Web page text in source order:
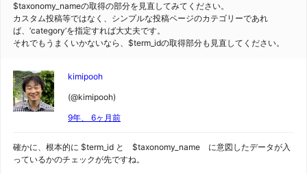
$taxonomy_nameの取得の部分を見直してみてください。
カスタム投稿等ではなく、シンプルな投稿ページのカテゴリーであれ
ば、’category’を指定すれば大丈夫です。
それでもうまくいかないなら、$term_idの取得部分も見直してください。
kimipooh
(@kimipooh)
9年、 6ヶ月前
確かに、根本的に $term_id と $taxonomy_name に意図したデータが入
っているかのチェックが先ですね。